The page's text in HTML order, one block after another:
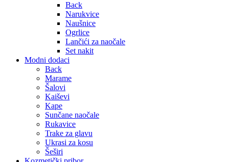
Back
Narukvice
Naušnice
Ogrlice
Lančići za naočale
Set nakit
Modni dodaci
Back
Marame
Šalovi
Kaiševi
Kape
Sunčane naočale
Rukavice
Trake za glavu
Ukrasi za kosu
Šeširi